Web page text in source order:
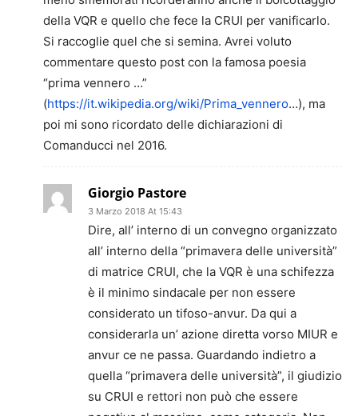
della VQR e quello che fece la CRUI per vanificarlo.
Si raccoglie quel che si semina. Avrei voluto
commentare questo post con la famosa poesia
“prima vennero …”
(https://it.wikipedia.org/wiki/Prima_vennero…), ma
poi mi sono ricordato delle dichiarazioni di
Comanducci nel 2016.
Giorgio Pastore
3 Marzo 2018 At 15:43
Dire, all’ interno di un convegno organizzato
all’ interno della “primavera delle università”
di matrice CRUI, che la VQR è una schifezza
è il minimo sindacale per non essere
considerato un tifoso-anvur. Da qui a
considerarla un’ azione diretta vorso MIUR e
anvur ce ne passa. Guardando indietro a
quella “primavera delle università”, il giudizio
su CRUI e rettori non può che essere